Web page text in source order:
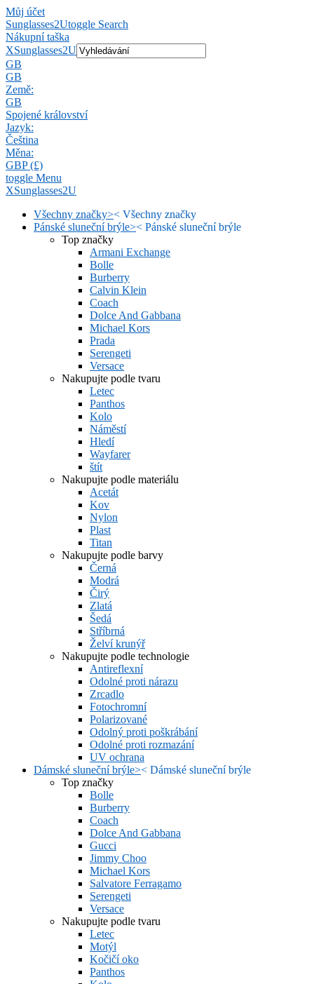
Můj účet
Sunglasses2Utoggle Search
Nákupní taška
XSunglasses2U
GB
GB
Země:
GB
Spojené království
Jazyk:
Čeština
Měna:
GBP (£)
toggle Menu
XSunglasses2U
Všechny značky>< Všechny značky
Pánské sluneční brýle>< Pánské sluneční brýle
Top značky
Armani Exchange
Bolle
Burberry
Calvin Klein
Coach
Dolce And Gabbana
Michael Kors
Prada
Serengeti
Versace
Nakupujte podle tvaru
Letec
Panthos
Kolo
Náměstí
Hledí
Wayfarer
štít
Nakupujte podle materiálu
Acetát
Kov
Nylon
Plast
Titan
Nakupujte podle barvy
Černá
Modrá
Čirý
Zlatá
Šedá
Stříbrná
Želví krunýř
Nakupujte podle technologie
Antireflexní
Odolné proti nárazu
Zrcadlo
Fotochromní
Polarizované
Odolný proti poškrábání
Odolné proti rozmazání
UV ochrana
Dámské sluneční brýle>< Dámské sluneční brýle
Top značky
Bolle
Burberry
Coach
Dolce And Gabbana
Gucci
Jimmy Choo
Michael Kors
Salvatore Ferragamo
Serengeti
Versace
Nakupujte podle tvaru
Letec
Motýl
Kočičí oko
Panthos